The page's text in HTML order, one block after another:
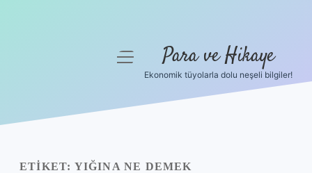
Yasal Uyarı
menüyü
Para ve Hikaye
Ekonomik tüyolarla dolu neşeli bilgiler!
ETIKET: YIĞINA NE DEMEK